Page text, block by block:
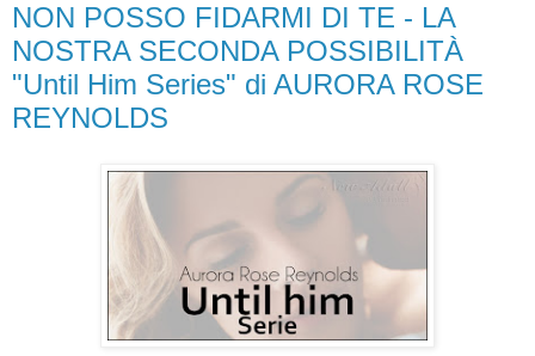
NON POSSO FIDARMI DI TE - LA
NOSTRA SECONDA POSSIBILITÀ
"Until Him Series" di AURORA ROSE
REYNOLDS